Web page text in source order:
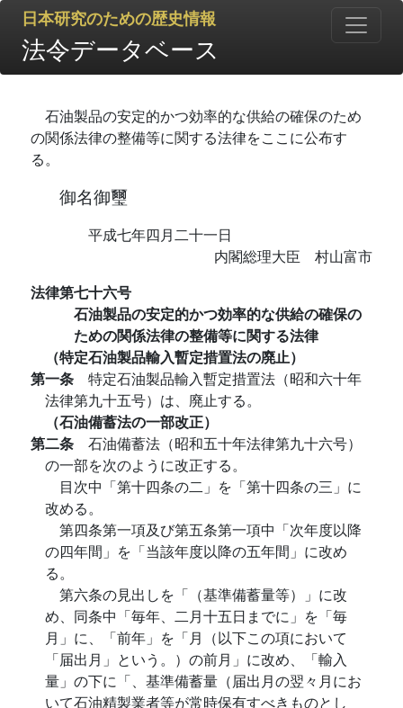
日本研究のための歴史情報
法令データベース
石油製品の安定的かつ効率的な供給の確保のため
の関係法律の整備等に関する法律をここに公布す
る。
御名御璽
平成七年四月二十一日
内閣総理大臣 村山富市
法律第七十六号
石油製品の安定的かつ効率的な供給の確保の
ための関係法律の整備等に関する法律
（特定石油製品輸入暫定措置法の廃止）
第一条 特定石油製品輸入暫定措置法（昭和六十年
法律第九十五号）は、廃止する。
（石油備蓄法の一部改正）
第二条 石油備蓄法（昭和五十年法律第九十六号）
の一部を次のように改正する。
目次中「第十四条の二」を「第十四条の三」に
改める。
第四条第一項及び第五条第一項中「次年度以降
の四年間」を「当該年度以降の五年間」に改め
る。
第六条の見出しを「（基準備蓄量等）」に改
め、同条中「毎年、二月十五日までに」を「毎
月」に、「前年」を「月（以下この項において
「届出月」という。）の前月」に改め、「輸入
量」の下に「、基準備蓄量（届出月の翌々月にお
いて石油精製業者等が常時保有すべきものとし